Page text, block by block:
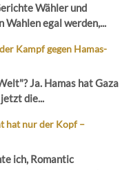
Wähler und
egal werden,...
Kampf gegen Hamas-
Ja. Hamas hat Gaza
die...
hat nur der Kopf –
ich, Romantic